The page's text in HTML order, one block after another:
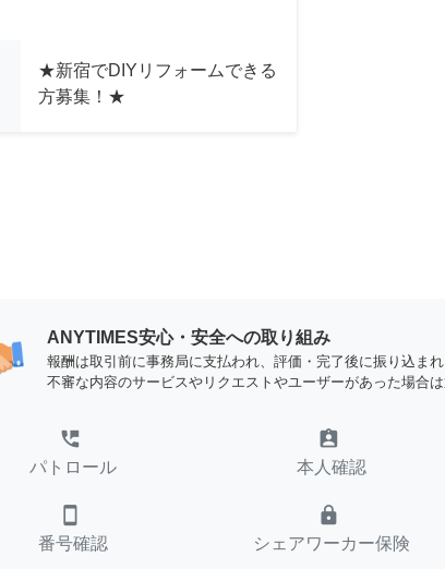
★新宿でDIYリフォームできる
方募集！★
ANYTIMES安心・安全への取り組み
報酬は取引前に事務局に支払われ、評価・完了後に振り込ま
不審な内容のサービスやリクエストやユーザーがあった場合は
perm_phone_msg
パトロール
assignment_ind
本人確認
smartphone
番号確認
lock
シェアワーカー保険